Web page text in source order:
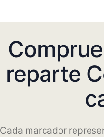
reparte
Cada marcador